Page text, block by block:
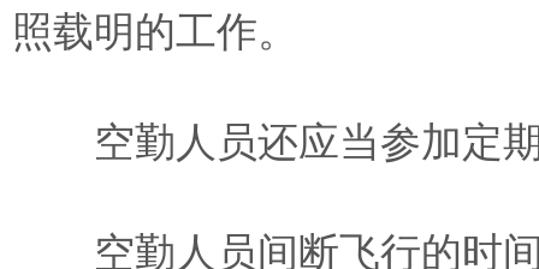
照载明的工作。
空勤人员还应当参加定期
空勤人员间断飞行的时间